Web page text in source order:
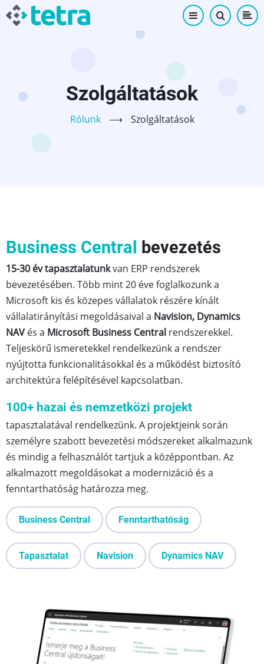
Ugrás
Szolgáltatások
Rólunk ⟶ Szolgáltatások
Business Central bevezetés
15-30 év tapasztalatunkvan ERP rendszerek
bevezetésében. Több mint 20 éve foglalkozunk a
Microsoft kis és közepes vállalatok részére kínált
vállalatirányítási megoldásaival a Navision, Dynamics
NAVés a Microsoft Business Central rendszerekkel.
Teljeskörű ismeretekkel rendelkezünk a rendszer
nyújtotta funkcionalitásokkal és a működést biztosító
architektúra felépítésével kapcsolatban.
100+ hazai és nemzetközi projekt
tapasztalatával rendelkezünk. A projektjeink során
személyre szabott bevezetési módszereket alkalmazunk
és mindig a felhasználót tartjuk a középpontban. Az
alkalmazott megoldásokat a modernizáció és a
fenntarthatóság határozza meg.
Business Central Fenntarthatóság
Tapasztalat Navision Dynamics NAV